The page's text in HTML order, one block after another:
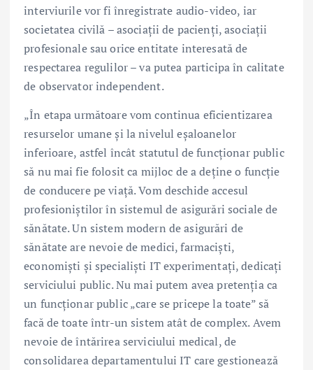
interviurile vor fi înregistrate audio-video, iar
societatea civilă – asociații de pacienți, asociații
profesionale sau orice entitate interesată de
respectarea regulilor – va putea participa în calitate
de observator independent.
„În etapa următoare vom continua eficientizarea
resurselor umane și la nivelul eșaloanelor
inferioare, astfel încât statutul de funcționar public
să nu mai fie folosit ca mijloc de a deține o funcție
de conducere pe viață. Vom deschide accesul
profesioniștilor în sistemul de asigurări sociale de
sănătate. Un sistem modern de asigurări de
sănătate are nevoie de medici, farmaciști,
economiști și specialiști IT experimentați, dedicați
serviciului public. Nu mai putem avea pretenția ca
un funcționar public „care se pricepe la toate” să
facă de toate într-un sistem atât de complex. Avem
nevoie de întărirea serviciului medical, de
consolidarea departamentului IT care gestionează